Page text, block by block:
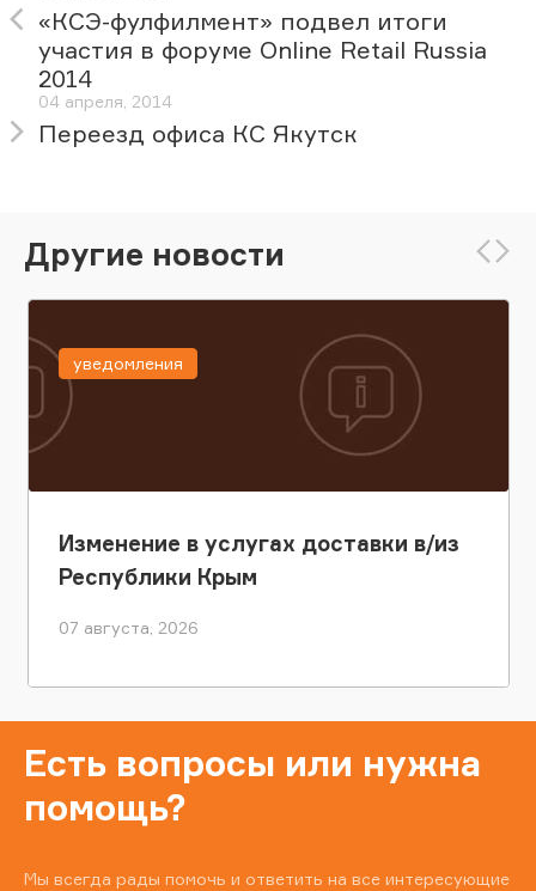
«КСЭ-фулфилмент» подвел итоги
участия в форуме Online Retail Russia
2014
04 апреля, 2014
Переезд офиса КС Якутск
Другие новости
Изменение в услугах доставки в/из
Республики Крым
07 августа, 2026
уведомления
Есть вопросы или нужна
помощь?
Мы всегда рады помочь и ответить на все интересующие